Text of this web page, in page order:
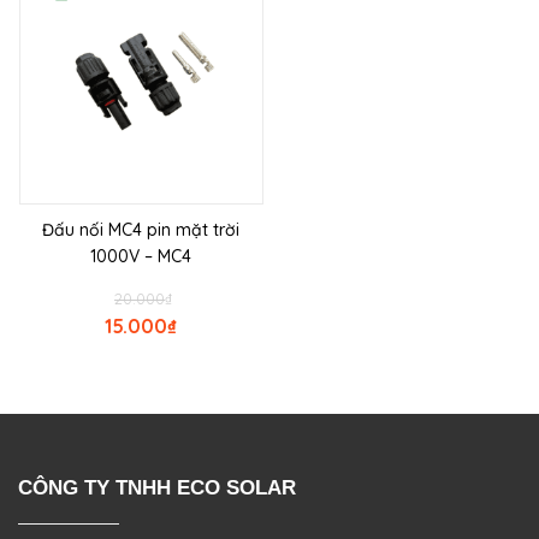
Đấu nối MC4 pin mặt trời
1000V – MC4
₫
20.000
₫
15.000
CÔNG TY TNHH ECO SOLAR